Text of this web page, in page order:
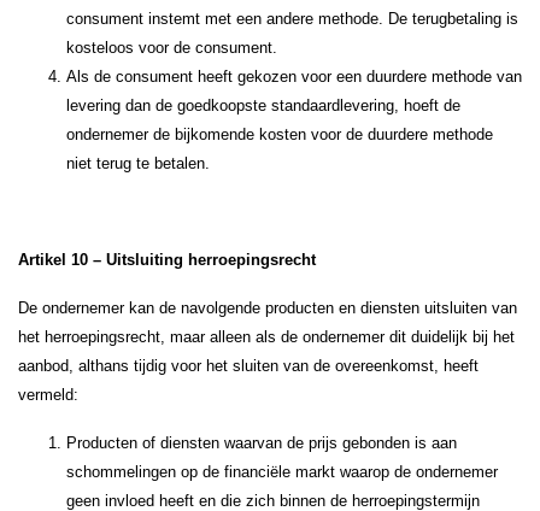
consument instemt met een andere methode. De terugbetaling is
kosteloos voor de consument.
Als de consument heeft gekozen voor een duurdere methode van
levering dan de goedkoopste standaardlevering, hoeft de
ondernemer de bijkomende kosten voor de duurdere methode
niet terug te betalen.
Artikel 10 – Uitsluiting herroepingsrecht
De ondernemer kan de navolgende producten en diensten uitsluiten van
het herroepingsrecht, maar alleen als de ondernemer dit duidelijk bij het
aanbod, althans tijdig voor het sluiten van de overeenkomst, heeft
vermeld:
Producten of diensten waarvan de prijs gebonden is aan
schommelingen op de financiële markt waarop de ondernemer
geen invloed heeft en die zich binnen de herroepingstermijn